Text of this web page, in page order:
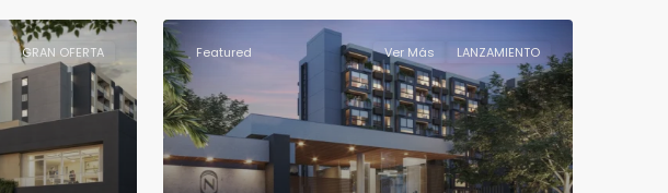
GRAN OFERTA Featured Ver Más LANZAMIENTO